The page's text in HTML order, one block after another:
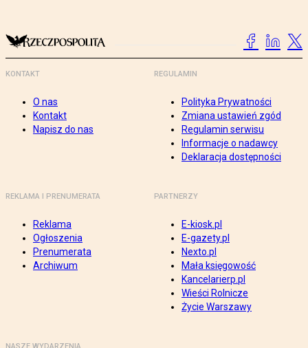
KONTAKT
O nas
Kontakt
Napisz do nas
REGULAMIN
Polityka Prywatności
Zmiana ustawień zgód
Regulamin serwisu
Informacje o nadawcy
Deklaracja dostępności
REKLAMA I PRENUMERATA
Reklama
Ogłoszenia
Prenumerata
Archiwum
PARTNERZY
E-kiosk.pl
E-gazety.pl
Nexto.pl
Mała księgowość
Kancelarierp.pl
Wieści Rolnicze
Życie Warszawy